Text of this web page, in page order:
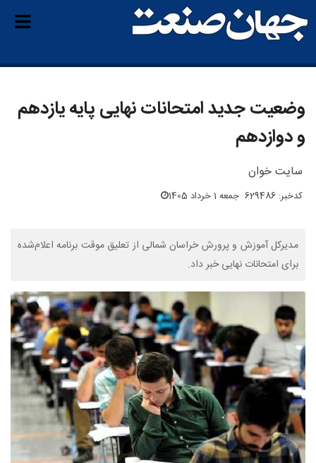
وضعیت جدید امتحانات نهایی پایه یازدهم
و دوازدهم
سایت خوان
کدخبر: 629486 جمعه 1 خرداد 1405
مدیرکل آموزش و پرورش خراسان شمالی از تعلیق موقت برنامه اعلام‌شده
برای امتحانات نهایی خبر داد.